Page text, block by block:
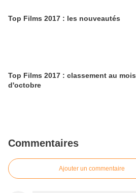
Top Films 2017 : les nouveautés
Top Films 2017 : classement au mois
d'octobre
Commentaires
Ajouter un commentaire